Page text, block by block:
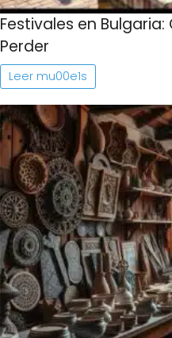
Festivales en
Perder
Leer mu00e1s